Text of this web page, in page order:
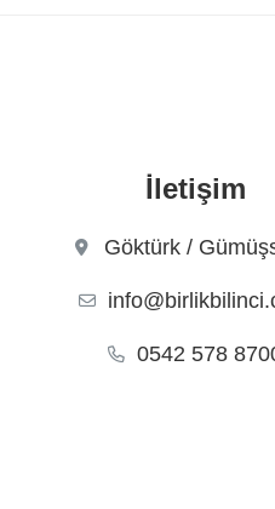
İletişim
Göktürk /
0542 578